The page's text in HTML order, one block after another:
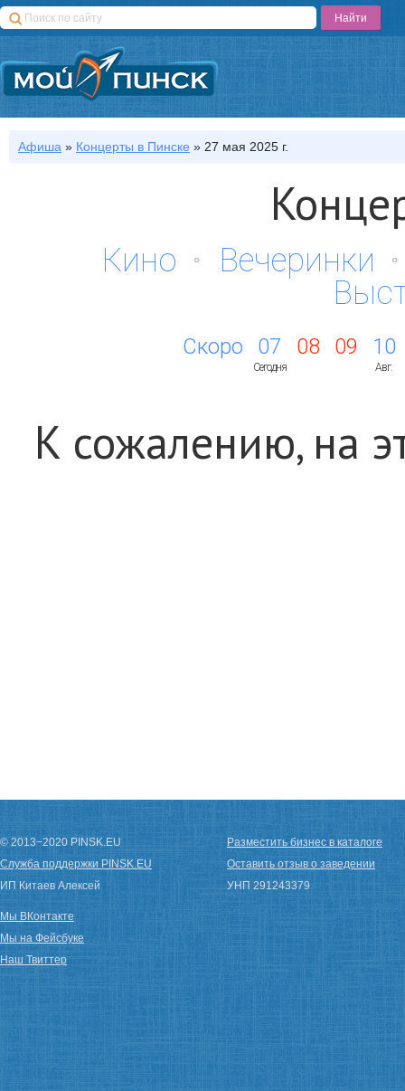
Афиша » Концерты в Пинске » 27 мая 2025 г.
Кино
Вечеринки
Скоро 07
Сегодня
08 09 10
Авг.
К сожалению, на
© 2013−2020 PINSK.EU
Служба поддержки PINSK.EU
ИП Китаев Алексей
Разместить бизнес в каталоге
Оставить отзыв о заведении
УНП 291243379
Мы ВКонтакте
Мы на Фейсбуке
Наш Твиттер